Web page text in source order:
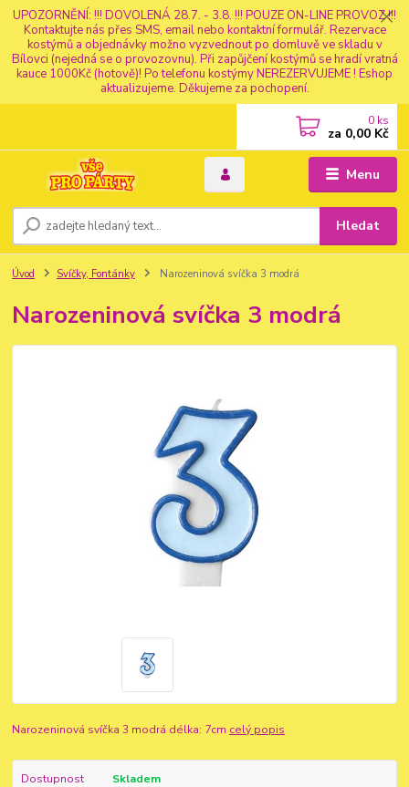
UPOZORNĚNÍ: !!! DOVOLENÁ 28.7. - 3.8. !!! POUZE ON-LINE PROVOZ !!!
Kontaktujte nás přes SMS, email nebo kontaktní formulář. Rezervace
kostýmů a objednávky možno vyzvednout po domluvě ve skladu v
Bílovci (nejedná se o provozovnu). Při zapůjčení kostýmů se hradí vratná
kauce 1000Kč (hotově)! Po telefonu kostýmy NEREZERVUJEME ! Eshop
aktualizujeme. Děkujeme za pochopení.
Menu
Hledat
0 ks
za 0,00 Kč
Úvod Svíčky, Fontánky Narozeninová svíčka 3 modrá
Narozeninová svíčka 3 modrá
Narozeninová svíčka 3 modrá délka: 7cm celý popis
Dostupnost Skladem